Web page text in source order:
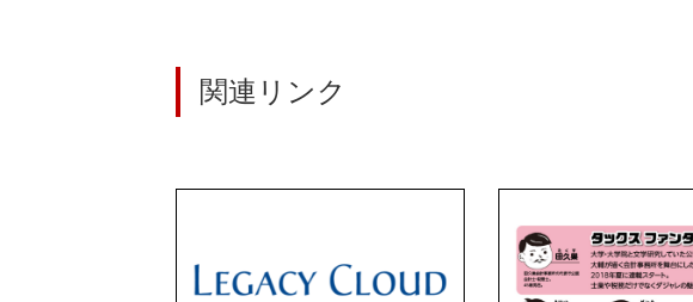
関連リンク